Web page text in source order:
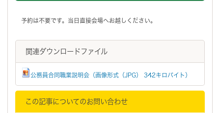
予約は不要です。当日直接会場へお越しください。
関連ダウンロードファイル
公務員合同職業説明会（画像形式（JPG） 342キロバイト）
この記事についてのお問い合わせ